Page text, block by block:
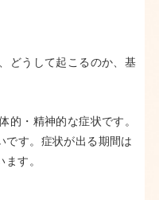
どうして起こるのか、基
的・精神的な症状です。
です。症状が出る期間は
す。